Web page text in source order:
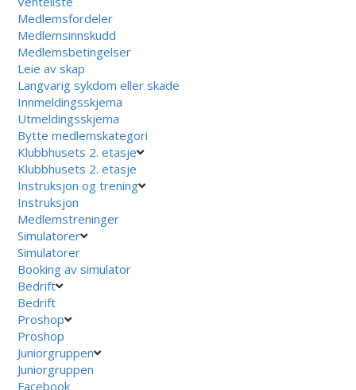
Medlemsfordeler
Medlemsinnskudd
Medlemsbetingelser
Leie av skap
Langvarig sykdom eller skade
Innmeldingsskjema
Utmeldingsskjema
Bytte medlemskategori
Klubbhusets 2. etasje
Klubbhusets 2. etasje
Instruksjon og trening
Instruksjon
Medlemstreninger
Simulatorer
Simulatorer
Booking av simulator
Bedrift
Bedrift
Proshop
Proshop
Juniorgruppen
Juniorgruppen
Facebook